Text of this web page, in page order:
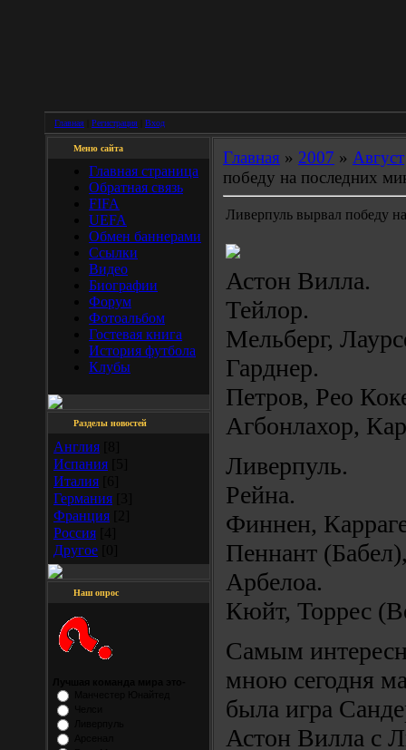
Главная Регистрация Вход
Меню сайта
Главная страница
Обратная связь
FIFA
UEFA
Обмен баннерами
Ссылки
Видео
Биографии
Форум
Фотоальбом
Гостевая книга
История футбола
Клубы
Разделы новостей
Англия
Испания
Италия
Германия
Франция
Россия
Другое
Наш опрос
Главная » 2007 » Август
победу на последних
Ливерпуль вырвал победу
Астон Вилла.
Тейлор.
Мельберг,
Гарднер.
Петров, Рео
Агбонлахор,
Ливерпуль.
Рейна.
Финнен,
Пеннант
Арбелоа.
Кюйт, Торрес
Самым
мною сегодня
была игра
Астон Вилла с